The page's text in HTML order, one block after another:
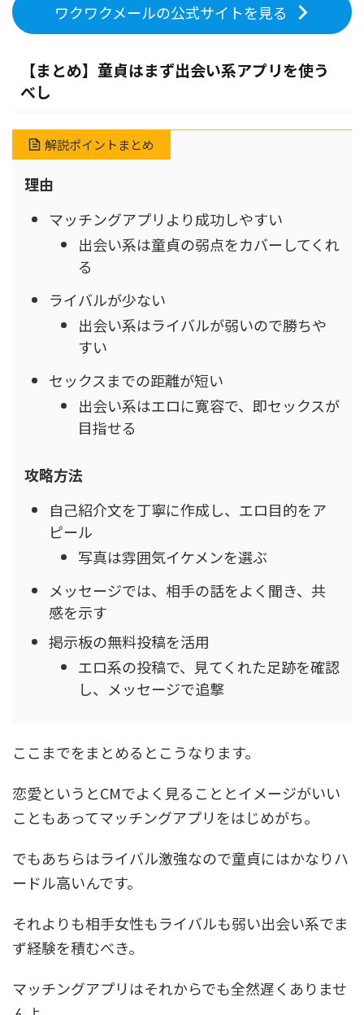
ワクワクメールの公式サイトを見る
【まとめ】童貞はまず出会い系アプリを使う
べし
解説ポイントまとめ
理由
マッチングアプリより成功しやすい
出会い系は童貞の弱点をカバーしてくれ
る
ライバルが少ない
出会い系はライバルが弱いので勝ちや
すい
セックスまでの距離が短い
出会い系はエロに寛容で、即セックスが
目指せる
攻略方法
自己紹介文を丁寧に作成し、エロ目的をア
ピール
写真は雰囲気イケメンを選ぶ
メッセージでは、相手の話をよく聞き、共
感を示す
掲示板の無料投稿を活用
エロ系の投稿で、見てくれた足跡を確認
し、メッセージで追撃
ここまでをまとめるとこうなります。
恋愛というとCMでよく見ることとイメージがいい
こともあってマッチングアプリをはじめがち。
でもあちらはライバル激強なので童貞にはかなりハ
ードル高いんです。
それよりも相手女性もライバルも弱い出会い系でま
ず経験を積むべき。
マッチングアプリはそれからでも全然遅くありませ